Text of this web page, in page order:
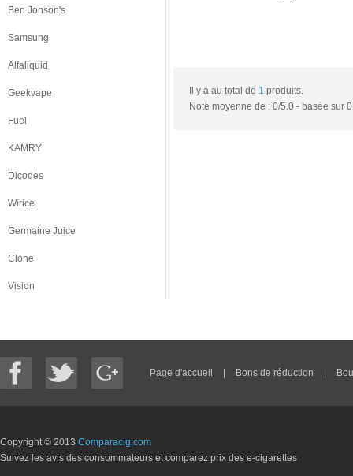
Ben Jonson's
Samsung
Alfaliquid
Geekvape
Fuel
KAMRY
Dicodes
Wirice
Germaine Juice
Clone
Vision
Il y a au total de 1 produits.
Note moyenne de : 0/5.0 - basée sur 0
Page d'accueil Bons de réduction
Copyright © 2013 Comparacig.com
Suivez les avis des consommateurs et comparez prix des e-cigarettes